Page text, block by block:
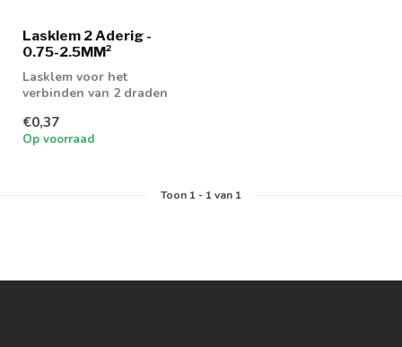
Lasklem 2 Aderig -
0.75-2.5MM²
Lasklem voor het
verbinden van 2 draden
€0,37
Op voorraad
Toon 1- 1van 1